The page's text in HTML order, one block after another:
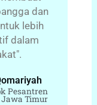
dan
lebih
dalam
Pesantren
Timur